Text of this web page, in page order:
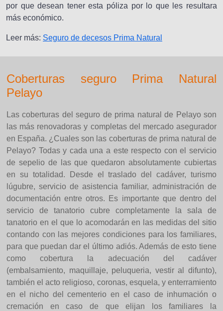
por que desean tener esta póliza por lo que les resultara
más económico.
Leer más: Seguro de decesos Prima Natural
Coberturas seguro Prima Natural
Pelayo
Las coberturas del seguro de prima natural de Pelayo son
las más renovadoras y completas del mercado asegurador
en España. ¿Cuales son las coberturas de prima natural de
Pelayo? Todas y cada una a este respecto con el servicio
de sepelio de las que quedaron absolutamente cubiertas
en su totalidad. Desde el traslado del cadáver, turismo
lúgubre, servicio de asistencia familiar, administración de
documentación entre otros. Es importante que dentro del
servicio de tanatorio cubre completamente la sala de
tanatorio en el que lo acomodarán en las medidas del sitio
contando con las mejores condiciones para los familiares,
para que puedan dar el último adiós. Además de esto tiene
como cobertura la adecuación del cadáver
(embalsamiento, maquillaje, peluqueria, vestir al difunto),
también el acto religioso, coronas, esquela, y enterramiento
en el nicho del cementerio en el caso de inhumación o
cremación en caso de que elijan los familiares la